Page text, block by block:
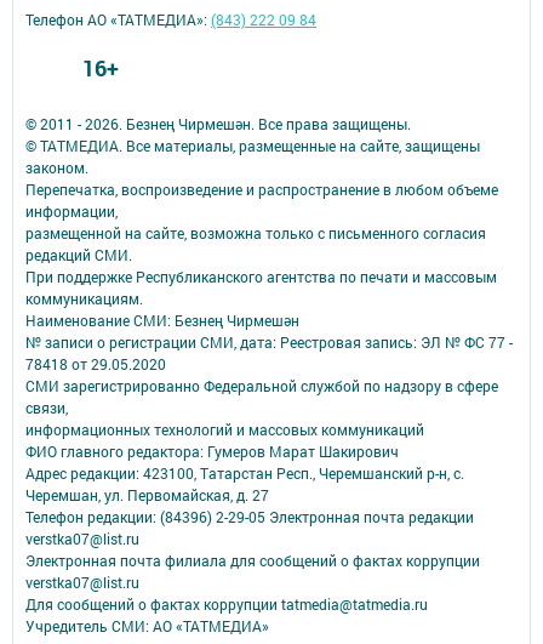
© 2011 - 2026. Безнең Чирмешән. Все права защищены.
© ТАТМЕДИА. Все материалы, размещенные на сайте, защищены
законом.
Перепечатка, воспроизведение и распространение в любом объеме
информации,
размещенной на сайте, возможна только с письменного согласия
редакций СМИ.
При поддержке Республиканского агентства по печати и массовым
коммуникациям.
Наименование СМИ: Безнең Чирмешән
№ записи о регистрации СМИ, дата: Реестровая запись: ЭЛ № ФС 77 -
78418 от 29.05.2020
СМИ зарегистрированно Федеральной службой по надзору в сфере
связи,
информационных технологий и массовых коммуникаций
ФИО главного редактора: Гумеров Марат Шакирович
Адрес редакции: 423100, Татарстан Респ., Черемшанский р-н, с.
Черемшан, ул. Первомайская, д. 27
Телефон редакции: (84396) 2-29-05 Электронная почта редакции
verstka07@list.ru
Электронная почта филиала для сообщений о фактах коррупции
verstka07@list.ru
Для сообщений о фактах коррупции tatmedia@tatmedia.ru
Учредитель СМИ: АО «ТАТМЕДИА»
Телефон АО «ТАТМЕДИА»:(843) 222 09 84
16+